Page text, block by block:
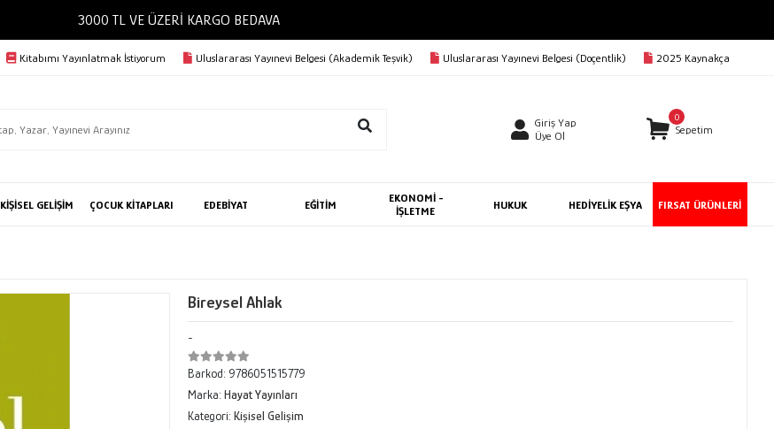
3000 TL VE ÜZERİ KARGO BEDAVA
Kitabımı Yayınlatmak İstiyorum Uluslararası Yayınevi Belgesi (Akademik Teşvik) Uluslararası Yayınevi Belgesi (Doçentlik) 2025 Kaynakça
Giriş Yap
Üye Ol
0
Sepetim
KİŞİSEL GELİŞİM ÇOCUK KİTAPLARI EDEBİYAT EĞİTİM
EKONOMİ -
İŞLETME
HUKUK HEDİYELİK EŞYA FIRSAT ÜRÜNLERİ
Bireysel Ahlak
-
Barkod: 9786051515779
Marka: Hayat Yayınları
Kategori: Kişisel Gelişim